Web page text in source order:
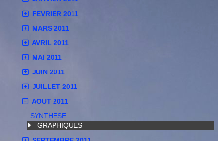
FEVRIER 2011
MARS 2011
AVRIL 2011
MAI 2011
JUIN 2011
JUILLET 2011
AOUT 2011
SYNTHESE
GRAPHIQUES